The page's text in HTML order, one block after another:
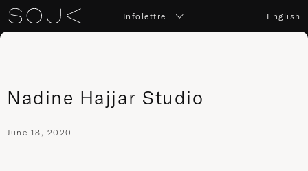
Infolettre English
Nadine Hajjar Studio
June 18, 2020